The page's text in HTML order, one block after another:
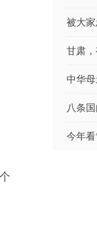
被大
甘肃
中华
八条
今年看